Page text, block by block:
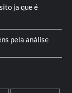
ja que é
pela análise